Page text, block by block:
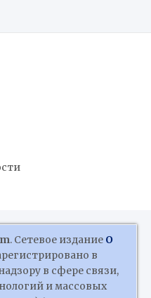
. Сетевое издание О
в
в сфере связи,
и массовых